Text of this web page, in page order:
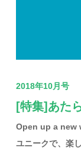
2018年10月号
[特集]あた
Open up a new
ユニークで、楽